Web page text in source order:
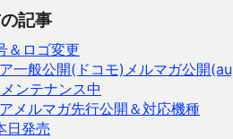
記事
＆ロゴ変更
一般公開(ドコモ)メルマガ公開
ンテナンス中
メルマガ先行公開＆対応機種
日発売